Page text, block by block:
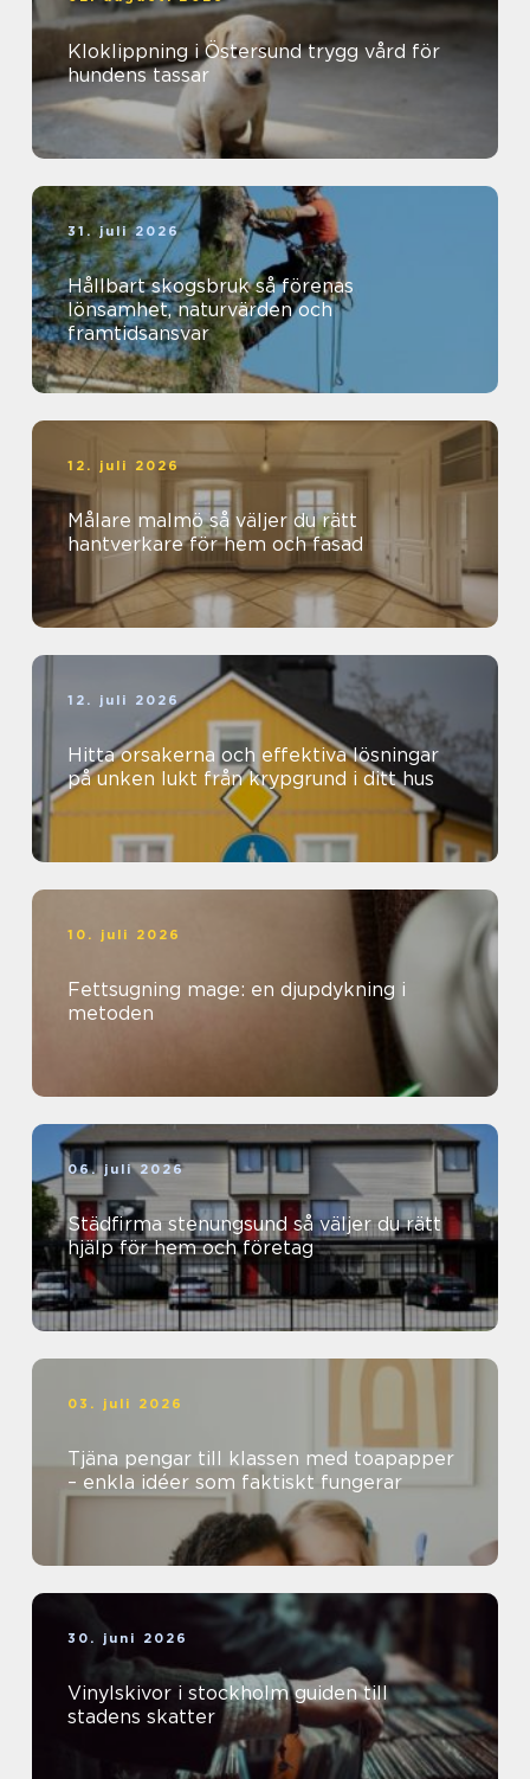
Kloklippning i Östersund trygg vård för
hundens tassar
31. juli 2026
Hållbart skogsbruk så förenas
lönsamhet, naturvärden och
framtidsansvar
12. juli 2026
Målare malmö så väljer du rätt
hantverkare för hem och fasad
12. juli 2026
Hitta orsakerna och effektiva lösningar
på unken lukt från krypgrund i ditt hus
10. juli 2026
Fettsugning mage: en djupdykning i
metoden
06. juli 2026
Städfirma stenungsund så väljer du rätt
hjälp för hem och företag
03. juli 2026
Tjäna pengar till klassen med toapapper
– enkla idéer som faktiskt fungerar
30. juni 2026
Vinylskivor i stockholm guiden till
stadens skatter